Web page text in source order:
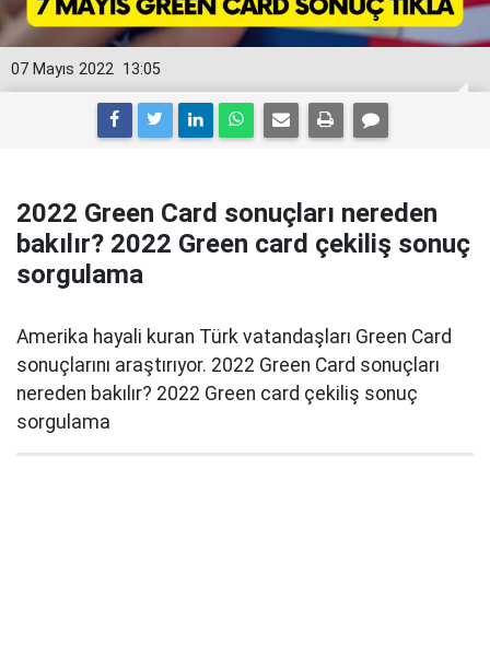
13:05
07 Mayıs 2022
2022 Green Card sonuçları nereden
bakılır? 2022 Green card çekiliş sonuç
sorgulama
Amerika hayali kuran Türk vatandaşları Green Card
sonuçlarını araştırıyor. 2022 Green Card sonuçları
nereden bakılır? 2022 Green card çekiliş sonuç
sorgulama